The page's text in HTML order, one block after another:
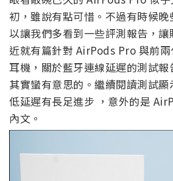
初，雖說有點可惜。不過有時候
以讓我們多看到一些評測報告，
近就有篇針對 AirPods Pro 與前
耳機，關於藍牙連線延遲的測試
其實蠻有意思的。繼續閱讀測試
低延遲有長足進步 ，意外的是
內文。